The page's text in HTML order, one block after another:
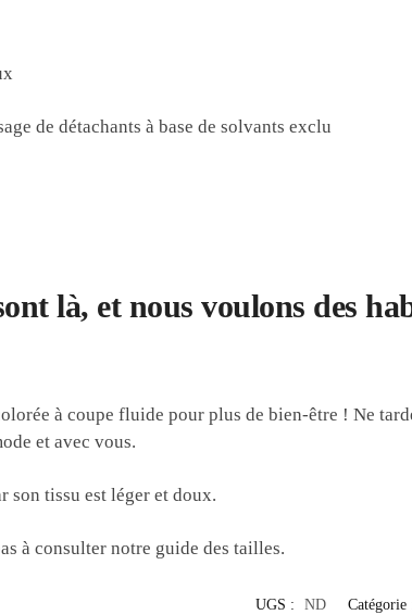
de détachants à base de solvants exclu
là, et nous voulons des
à coupe fluide pour plus de bien-être ! Ne
et avec vous.
son tissu est léger et doux.
à consulter notre guide des tailles.
UGS : ND Catégorie